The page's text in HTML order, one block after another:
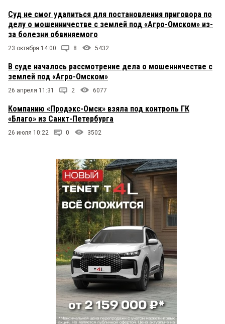
Суд не смог удалиться для постановления приговора по
делу о мошенничестве с землей под «Агро-Омском» из-
за болезни обвиняемого
23 октября 14:00 8 5432
В суде началось рассмотрение дела о мошенничестве с
землей под «Агро-Омском»
26 апреля 11:31 2 6077
Компанию «Продэкс-Омск» взяла под контроль ГК
«Благо» из Санкт-Петербурга
26 июля 10:22 0 3502